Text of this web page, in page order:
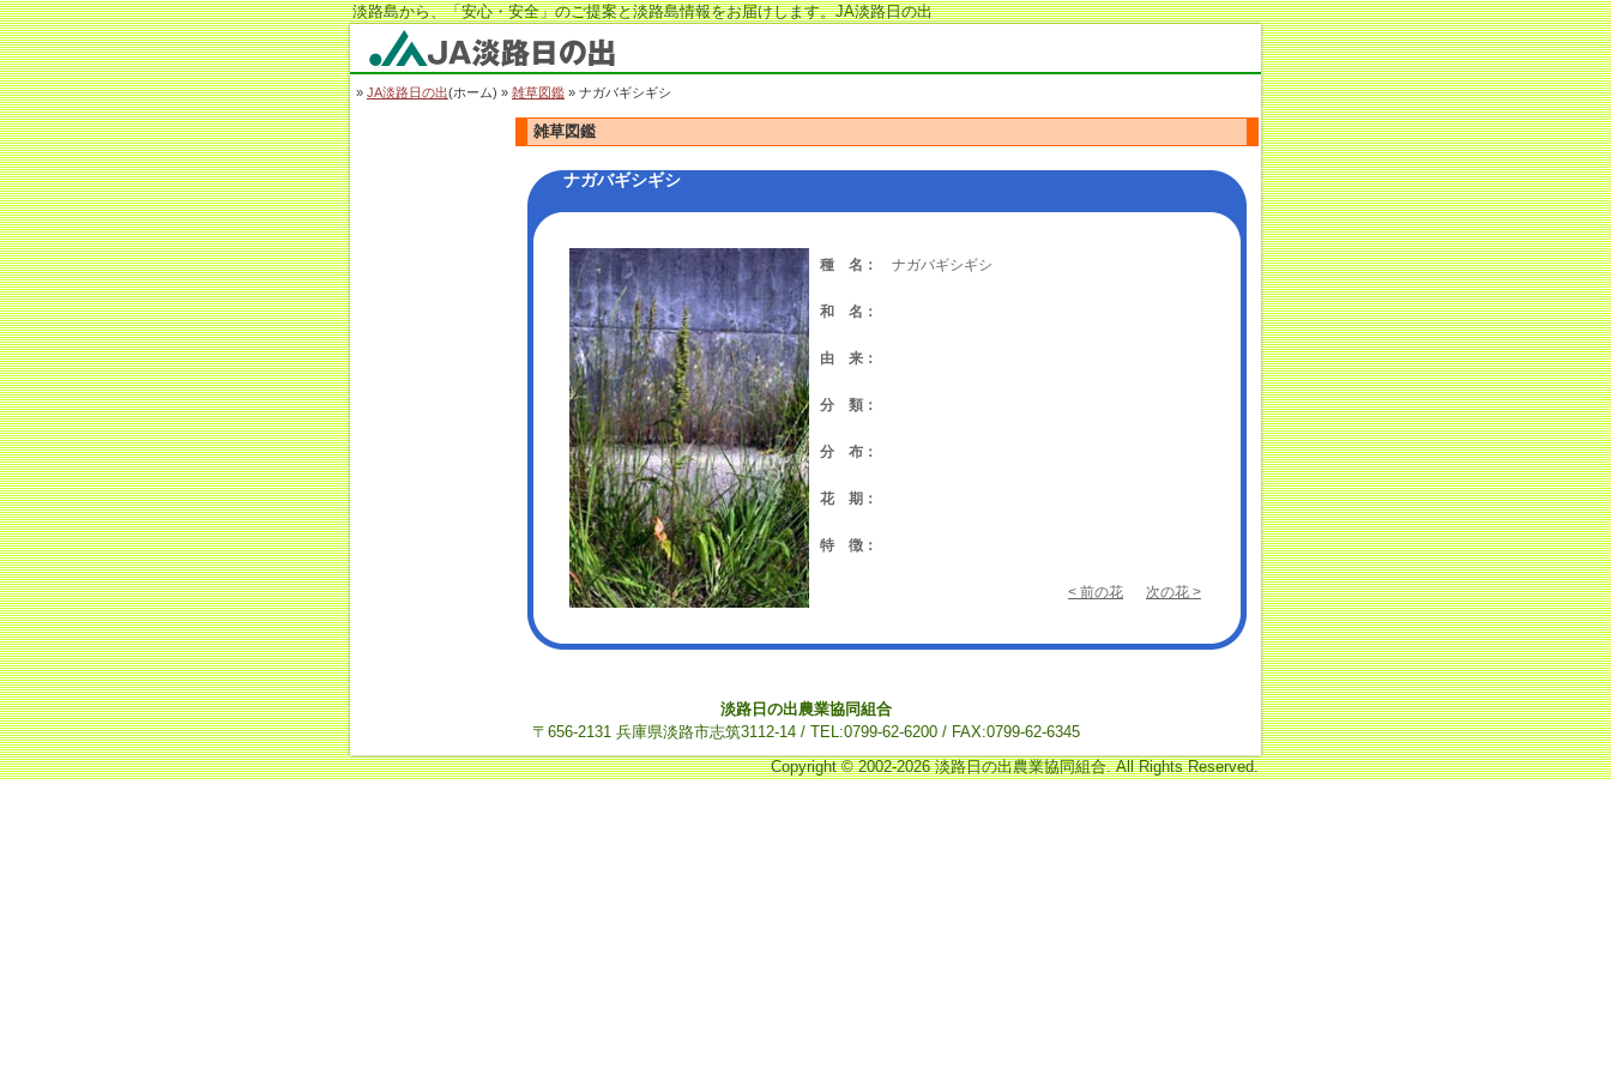
淡路島から、「安心・安全」のご提案と淡路島情報をお届けします。JA淡路日の出
JA淡路日の出
» JA淡路日の出(ホーム) » 雑草図鑑 » ナガバギシギシ
雑草図鑑
ナガバギシギシ
種 名： ナガバギシギシ
和 名：
由 来：
分 類：
分 布：
花 期：
特 徴：
< 前の花 次の花 >
淡路日の出農業協同組合
〒656-2131 兵庫県淡路市志筑3112-14 / TEL:0799-62-6200 / FAX:0799-62-6345
Copyright © 2002-2026 淡路日の出農業協同組合. All Rights Reserved.